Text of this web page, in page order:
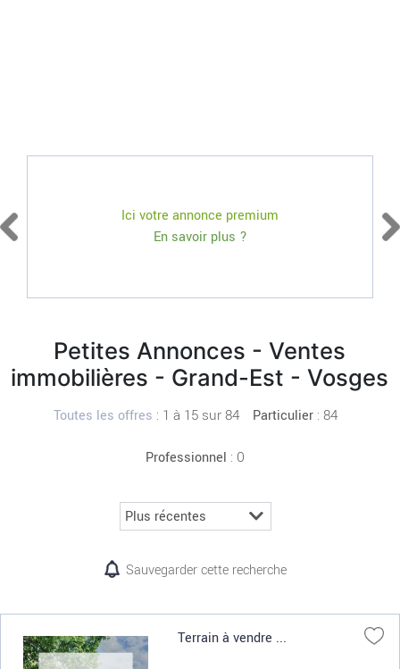
Ici votre annonce premium
En savoir plus ?
Petites Annonces - Ventes
immobilières - Grand-Est - Vosges
Toutes les offres : 1 à 15 sur 84 Particulier: 84
Professionnel : 0
Sauvegarder cette recherche
Terrain à vendre ...